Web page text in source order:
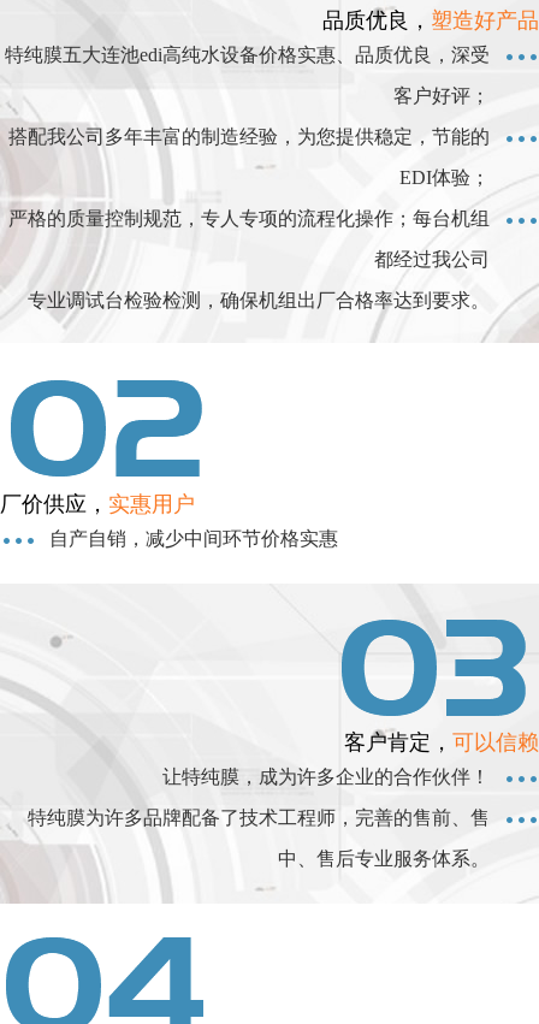
品质优良， 塑造好产品
特纯膜五大连池edi高纯水设备价格实惠、品质优良，深受
客户好评；
搭配我公司多年丰富的制造经验，为您提供稳定，节能的
EDI体验；
严格的质量控制规范，专人专项的流程化操作；每台机组
都经过我公司
专业调试台检验检测，确保机组出厂合格率达到要求。
厂价供应， 实惠用户
自产自销，减少中间环节价格实惠
客户肯定， 可以信赖
让特纯膜，成为许多企业的合作伙伴！
特纯膜为许多品牌配备了技术工程师，完善的售前、售
中、售后专业服务体系。